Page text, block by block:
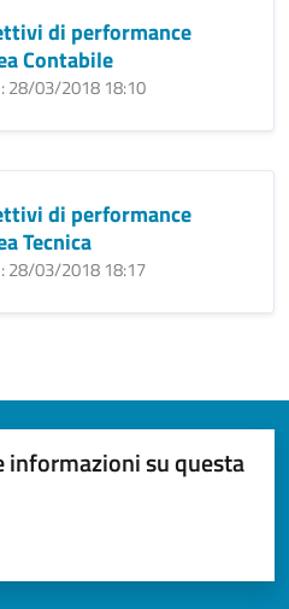
di performance
Contabile
28/03/2018 18:10
di performance
Tecnica
28/03/2018 18:17
informazioni su questa
su 5
5